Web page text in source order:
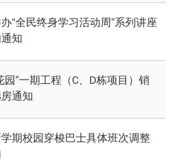
“全民终身学习活动周”系列讲座
知
园”一期工程（C、D栋项目）销
通知
期校园穿梭巴士具体班次调整